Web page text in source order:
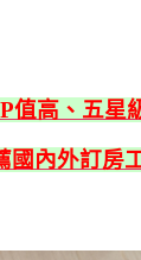
值高、五星
國內外訂房